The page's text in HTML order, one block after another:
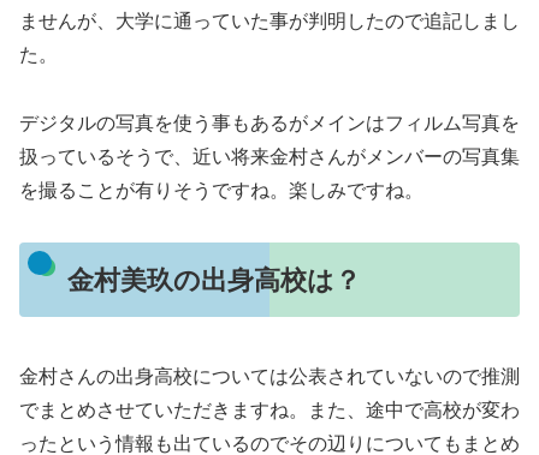
ませんが、大学に通っていた事が判明したので追記しまし
た。
デジタルの写真を使う事もあるがメインはフィルム写真を
扱っているそうで、近い将来金村さんがメンバーの写真集
を撮ることが有りそうですね。楽しみですね。
金村美玖の出身高校は？
金村さんの出身高校については公表されていないので推測
でまとめさせていただきますね。また、途中で高校が変わ
ったという情報も出ているのでその辺りについてもまとめ